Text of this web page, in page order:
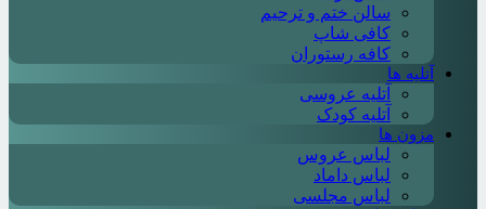
سالن ختم و ترحیم
کافی شاپ
کافه رستوران
آتلیه ها
آتلیه عروسی
آتلیه کودک
مزون ها
لباس عروس
لباس داماد
لباس مجلسی